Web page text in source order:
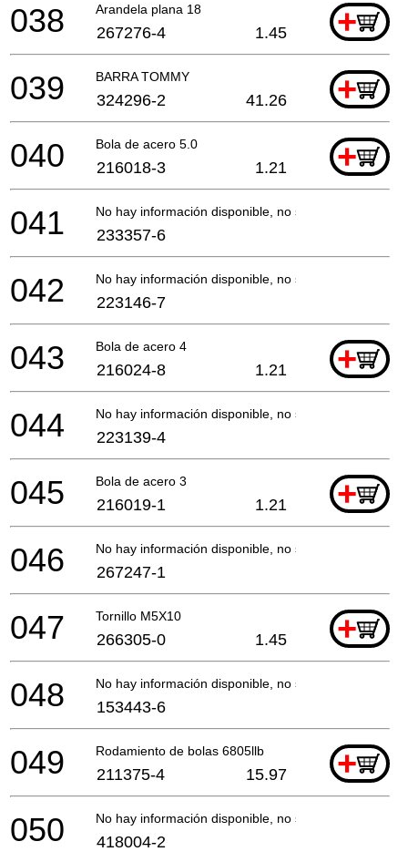
Arandela plana 18 +
038 267276-4 1.45
BARRA TOMMY +
039 324296-2 41.26
Bola de acero 5.0 +
040 216018-3 1.21
No hay información disponible, no se puede pedir
041 233357-6
No hay información disponible, no se puede pedir
042 223146-7
Bola de acero 4 +
043 216024-8 1.21
No hay información disponible, no se puede pedir
044 223139-4
Bola de acero 3 +
045 216019-1 1.21
No hay información disponible, no se puede pedir
046 267247-1
Tornillo M5X10 +
047 266305-0 1.45
No hay información disponible, no se puede pedir
048 153443-6
Rodamiento de bolas 6805llb +
049 211375-4 15.97
No hay información disponible, no se puede pedir
050 418004-2